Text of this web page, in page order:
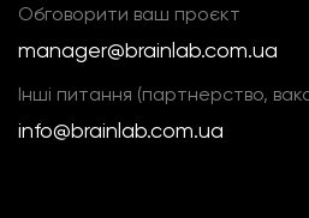
Обговорити ваш проєкт
manager@brainlab.com.ua
Інші питання (партнерство,
info@brainlab.com.ua